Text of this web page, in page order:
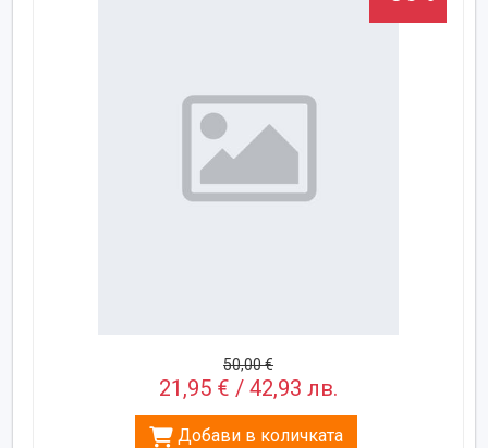
50,00 €
21,95 € / 42,93 лв.
Добави в количката